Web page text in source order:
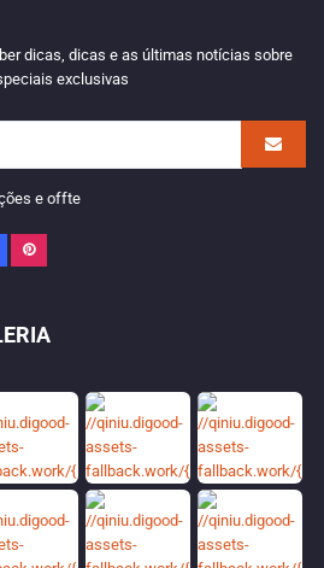
dicas, dicas e as últimas notícias sobre
exclusivas
e offte